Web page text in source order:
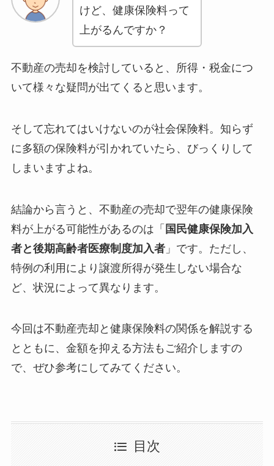
けど、健康保険料って
上がるんですか？
不動産の売却を検討していると、所得・税金につ
いて様々な疑問が出てくると思います。
そして忘れてはいけないのが社会保険料。知らず
に多額の保険料が引かれていたら、びっくりして
しまいますよね。
結論から言うと、不動産の売却で翌年の健康保険
料が上がる可能性があるのは「 国民健康保険加入
者と後期高齢者医療制度加入者」です。ただし、
特例の利用により譲渡所得が発生しない場合な
ど、状況によって異なります。
今回は不動産売却と健康保険料の関係を解説する
とともに、金額を抑える方法もご紹介しますの
で、ぜひ参考にしてみてください。
目次